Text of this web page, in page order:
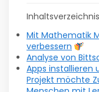
Mit Mathematik
verbessern
Analyse von
Apps installieren
Projekt möchte